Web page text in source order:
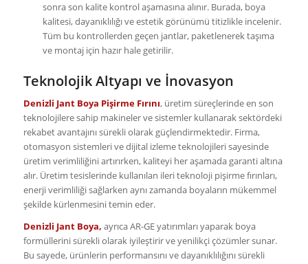
sonra son kalite kontrol aşamasına alınır. Burada, boya
kalitesi, dayanıklılığı ve estetik görünümü titizlikle incelenir.
Tüm bu kontrollerden geçen jantlar, paketlenerek taşıma
ve montaj için hazır hale getirilir.
Teknolojik Altyapı ve İnovasyon
Denizli Jant Boya Pişirme Fırını, üretim süreçlerinde en son
teknolojilere sahip makineler ve sistemler kullanarak sektördeki
rekabet avantajını sürekli olarak güçlendirmektedir. Firma,
otomasyon sistemleri ve dijital izleme teknolojileri sayesinde
üretim verimliliğini artırırken, kaliteyi her aşamada garanti altına
alır. Üretim tesislerinde kullanılan ileri teknoloji pişirme fırınları,
enerji verimliliği sağlarken aynı zamanda boyaların mükemmel
şekilde kürlenmesini temin eder.
Denizli Jant Boya, ayrıca AR-GE yatırımları yaparak boya
formüllerini sürekli olarak iyileştirir ve yenilikçi çözümler sunar.
Bu sayede, ürünlerin performansını ve dayanıklılığını sürekli